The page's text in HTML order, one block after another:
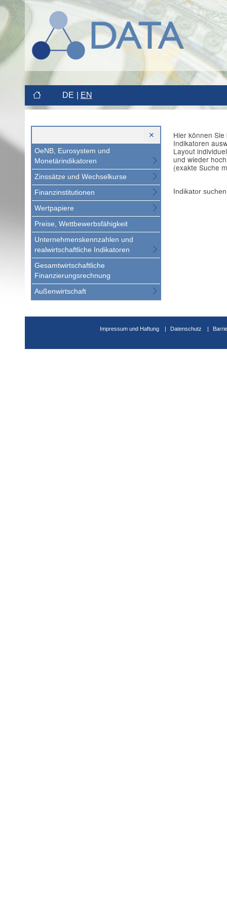
DE EN
OeNB, Eurosystem und
Monetärindikatoren
Zinssätze und Wechselkurse
Finanzinstitutionen
Wertpapiere
Preise, Wettbewerbsfähigkeit
Unternehmenskennzahlen und
realwirtschaftliche Indikatoren
Gesamtwirtschaftliche
Finanzierungsrechnung
Außenwirtschaft
Hier können
Indikatoren
Layout
und wieder
(exakte Suche
Indikator suchen
Impressum und Haftung Datenschutz